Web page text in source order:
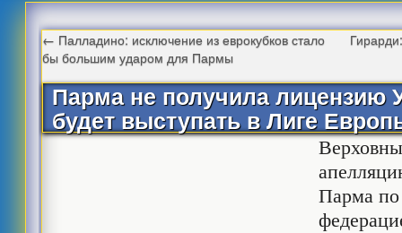
← Палладино: исключение из еврокубков стало
бы большим ударом для Пармы
Парма не получила лицензию
будет выступать в Лиге
Парма